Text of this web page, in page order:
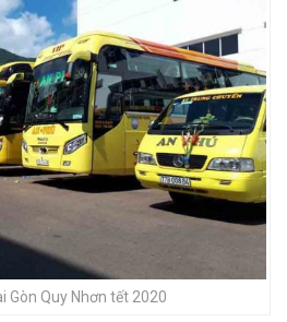
Gòn Quy Nhơn tết 2020